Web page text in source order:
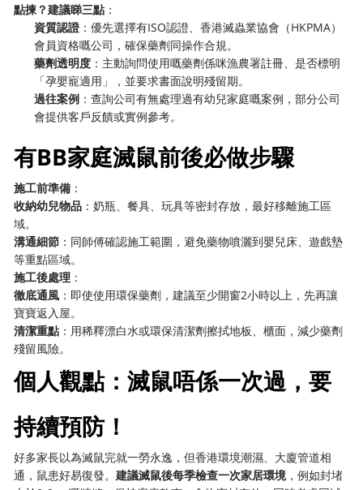
點揀？建議睇三點 ：
資質認證 ：優先選擇有ISO認證、香港滅蟲業協會（HKPMA）
會員資格嘅公司，確保藥劑同操作合規。
藥劑透明度 ：主動詢問使用嘅藥劑係咪漁農署註冊、是否標明
「孕嬰寵適用」，並要求書面說明殘留期。
過往案例 ：查詢公司有無處理過有幼兒家庭嘅案例，部分公司
會提供客戶反饋或實例參考。
有BB家庭滅鼠前後必做步驟
施工前準備 ：
收納幼兒物品 ：奶瓶、餐具、玩具等密封存放，最好移離施工區
域。
溝通細節 ：同師傅確認施工範圍，避免藥物噴灑到嬰兒床、遊戲墊
等重點區域。
施工後處理 ：
徹底通風 ：即使使用環保藥劑，建議至少開窗2小時以上，先再讓
寶寶返入屋。
清潔重點 ：用稀釋漂白水或環保清潔劑擦拭地板、櫃面，減少藥劑
殘留風險。
個人觀點：滅鼠唔係一次過，要
持續預防！
好多家長以為滅鼠完就一勞永逸，但香港環境潮濕、大廈管道相
通，鼠患好易復發。建議滅鼠後每季檢查一次家居環境，例如封堵